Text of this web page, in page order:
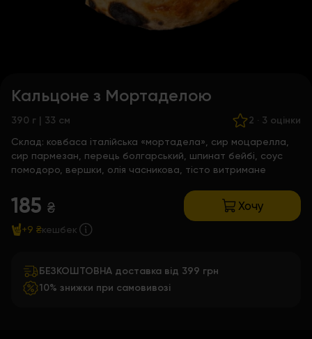
Кальцоне з Мортаделою
390 г | 33 см 2 · 3 оцінки
Склад: ковбаса італійська «мортадела», сир моцарелла,
сир пармезан, перець болгарський, шпинат бейбі, соус
помодоро, вершки, олія часникова, тісто витримане
185 ₴ Хочу
+9 ₴кешбек
БЕЗКОШТОВНА доставка від 399 грн
10% знижки при самовивозі